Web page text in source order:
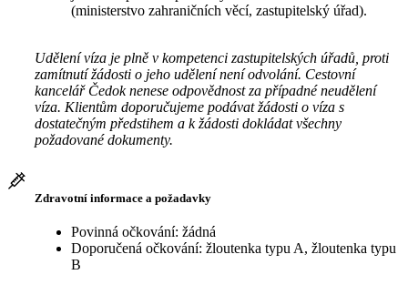
(ministerstvo zahraničních věcí, zastupitelský úřad).
Udělení víza je plně v kompetenci zastupitelských úřadů, proti
zamítnutí žádosti o jeho udělení není odvolání. Cestovní
kancelář Čedok nenese odpovědnost za případné neudělení
víza. Klientům doporučujeme podávat žádosti o víza s
dostatečným předstihem a k žádosti dokládat všechny
požadované dokumenty.
Zdravotní informace a požadavky
Povinná očkování: žádná
Doporučená očkování: žloutenka typu A, žloutenka typu
B